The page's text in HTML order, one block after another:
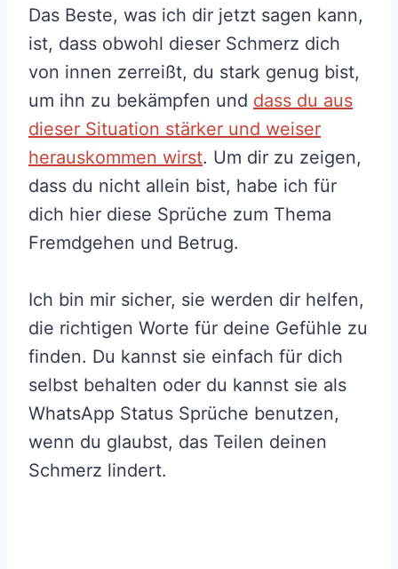
Das Beste, was ich dir jetzt sagen kann,
ist, dass obwohl dieser Schmerz dich
von innen zerreißt, du stark genug bist,
um ihn zu bekämpfen und dass du aus
dieser Situation stärker und weiser
herauskommen wirst. Um dir zu zeigen,
dass du nicht allein bist, habe ich für
dich hier diese Sprüche zum Thema
Fremdgehen und Betrug.
Ich bin mir sicher, sie werden dir helfen,
die richtigen Worte für deine Gefühle zu
finden. Du kannst sie einfach für dich
selbst behalten oder du kannst sie als
WhatsApp Status Sprüche benutzen,
wenn du glaubst, das Teilen deinen
Schmerz lindert.